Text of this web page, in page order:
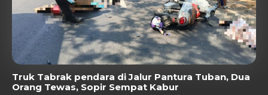
Truk Tabrak pendara di Jalur Pantura Tuban, Dua
Orang Tewas, Sopir Sempat Kabur